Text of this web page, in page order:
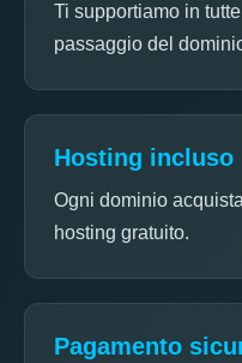
Ti supportiamo in
passaggio del
Hosting incluso
Ogni dominio
hosting gratuito.
Pagamento